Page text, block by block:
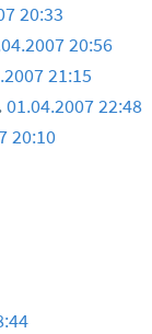
20:33
20:56
21:15
01.04.2007 22:48
20:10